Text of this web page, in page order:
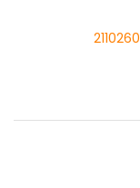
2110260